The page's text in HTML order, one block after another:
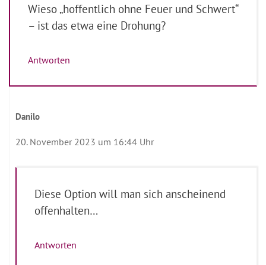
Wieso „hoffentlich ohne Feuer und Schwert“
– ist das etwa eine Drohung?
Antworten
Danilo
20. November 2023 um 16:44 Uhr
Diese Option will man sich anscheinend
offenhalten…
Antworten